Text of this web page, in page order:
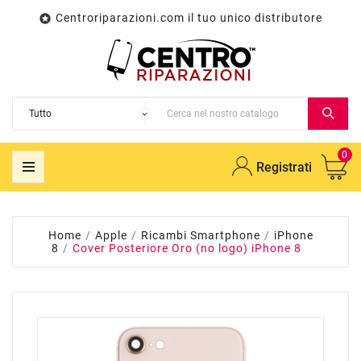
 Centroriparazioni.com il tuo unico distributore
Registrati
0
Home Apple Ricambi Smartphone
iPhone
8
Cover Posteriore Oro (no logo) iPhone 8